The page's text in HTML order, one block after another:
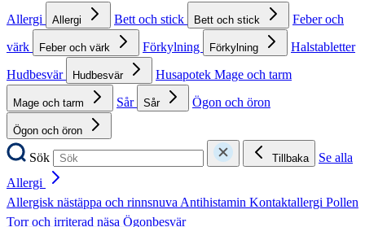
Allergi
Allergi Bett och stick Bett och stick
Feber och
värk
Feber och värk Förkylning Förkylning
Halstabletter
Hudbesvär
Hudbesvär Husapotek Mage och tarm
Mage och tarm Sår Sår Ögon och öron
Ögon och öron
Sök Tillbaka
Se alla
Allergi
Allergisk nästäppa och rinnsnuvaAntihistamin Kontaktallergi Pollen
Torr och irriterad näsa Ögonbesvär